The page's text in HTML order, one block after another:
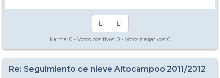
Karma: 0 - Votos positivos: 0 - Votos negativos: 0
Re: Seguimiento de nieve Altocampoo 2011/2012